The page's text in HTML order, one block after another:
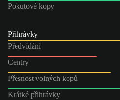
Pokutové kopy
Přihrávky
Předvídání
Centry
Přesnost volných kopů
Krátké přihrávky